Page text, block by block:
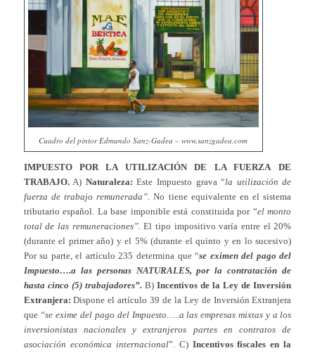
Cuadro del pintor Edmundo Sanz-Gadea – www.sanzgadea.com
IMPUESTO POR LA UTILIZACIÓN DE LA FUERZA
DE
TRABAJO.A) Naturaleza:Este Impuesto grava “la utilización de
fuerza de trabajo remunerada”.No tiene equivalente en el sistema
tributario español. La base imponible está constituida por “el monto
total de las remuneraciones”.El tipo impositivo varía entre el 20%
(durante el primer año) y el 5% (durante el quinto y en lo sucesivo)
Por su parte, el artículo 235 determina que “se eximen del pago del
Impuesto….a las personas NATURALES, por la contratación de
hasta cinco (5) trabajadores”. B)Incentivos de la Ley de Inversión
Extranjera: Dispone el artículo 39 de la Ley de Inversión Extranjera
que “se exime del pago del Impuesto…..a las empresas mixtas y a los
inversionistas nacionales y extranjeros
partes en contratos de
asociación económica internacional”. C)Incentivos fiscales en la